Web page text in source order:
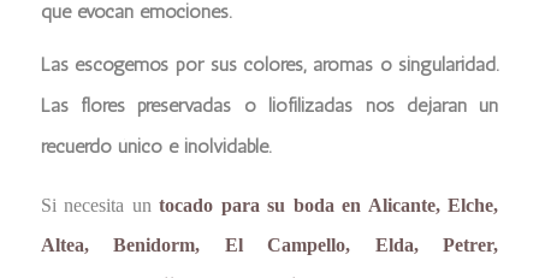
que evocan emociones.
Las escogemos por sus colores, aromas o singularidad.
Las flores preservadas o liofilizadas nos dejaran un
recuerdo único e inolvidable.
Si necesita untocado para su boda en Alicante, Elche,
Altea, Benidorm, El Campello, Elda, Petrer,